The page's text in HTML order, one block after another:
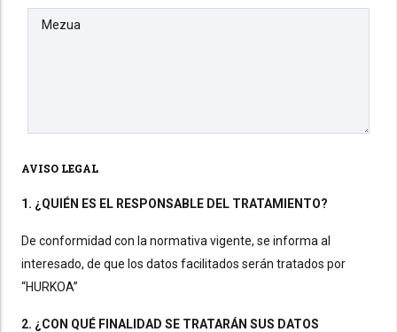
AVISO LEGAL
1. ¿QUIÉN ES EL RESPONSABLE DEL TRATAMIENTO?
De conformidad con la normativa vigente, se informa al
interesado, de que los datos facilitados serán tratados por
“HURKOA”
2. ¿CON QUÉ FINALIDAD SE TRATARÁN SUS DATOS